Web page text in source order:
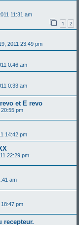
11:31 am
1 2
2011 23:49 pm
0:46 am
0:33 am
et E revo
20:55 pm
14:42 pm
22:29 pm
am
18:47 pm
recepteur.